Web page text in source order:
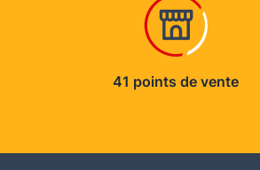
41 points de vente